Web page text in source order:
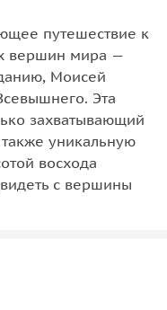
путешествие к
вершин мира —
Моисей
Эта
захватывающий
уникальную
восхода
с вершины